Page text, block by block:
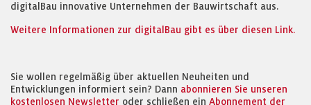
digitalBau innovative Unternehmen der Bauwirtschaft aus.
Weitere Informationen zur digitalBau gibt es über diesen Link.
Sie wollen regelmäßig über aktuellen Neuheiten und
Entwicklungen informiert sein? Dann abonnieren Sie unseren
kostenlosen Newsletter oder schließen ein Abonnement der